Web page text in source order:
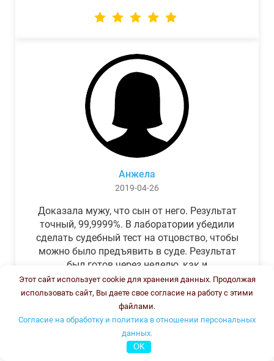
Анжела
2019-04-26
Доказала мужу, что сын от него. Результат
точный, 99,9999%. В лаборатории убедили
сделать судебный тест на отцовство, чтобы
можно было предъявить в суде. Результат
был готов через неделю, как и
обещали.Теперь муж бегает и извиняется.
Этот сайт использует cookie для хранения данных. Продолжая
использовать сайт, Вы даете свое согласие на работу с этими
файлами.
Согласие на обработку и политика в отношении персональных
данных.
OK